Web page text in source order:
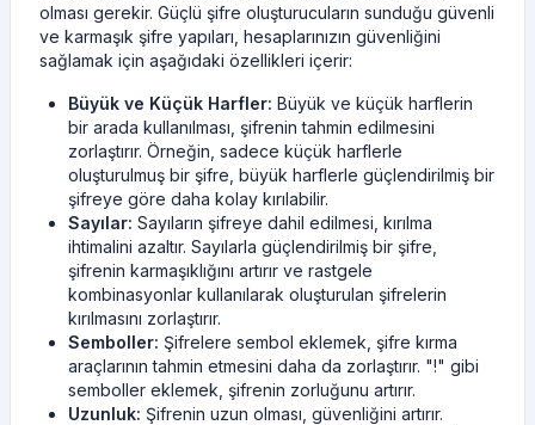
olması gerekir. Güçlü şifre oluşturucuların sunduğu güvenli
ve karmaşık şifre yapıları, hesaplarınızın güvenliğini
sağlamak için aşağıdaki özellikleri içerir:
Büyük ve Küçük Harfler: Büyük ve küçük harflerin
bir arada kullanılması, şifrenin tahmin edilmesini
zorlaştırır. Örneğin, sadece küçük harflerle
oluşturulmuş bir şifre, büyük harflerle güçlendirilmiş bir
şifreye göre daha kolay kırılabilir.
Sayılar: Sayıların şifreye dahil edilmesi, kırılma
ihtimalini azaltır. Sayılarla güçlendirilmiş bir şifre,
şifrenin karmaşıklığını artırır ve rastgele
kombinasyonlar kullanılarak oluşturulan şifrelerin
kırılmasını zorlaştırır.
Semboller: Şifrelere sembol eklemek, şifre kırma
araçlarının tahmin etmesini daha da zorlaştırır. "!" gibi
semboller eklemek, şifrenin zorluğunu artırır.
Uzunluk: Şifrenin uzun olması, güvenliğini artırır.